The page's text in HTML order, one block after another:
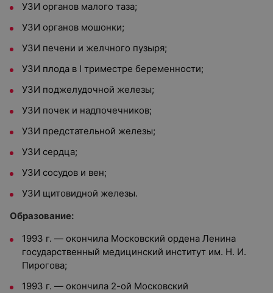
УЗИ органов малого таза;
УЗИ органов мошонки;
УЗИ печени и желчного пузыря;
УЗИ плода в I триместре беременности;
УЗИ поджелудочной железы;
УЗИ почек и надпочечников;
УЗИ предстательной железы;
УЗИ сердца;
УЗИ сосудов и вен;
УЗИ щитовидной железы.
Образование:
1993 г. — окончила Московский ордена Ленина
государственный медицинский институт им. Н. И.
Пирогова;
1993 г. — окончила 2-ой Московский